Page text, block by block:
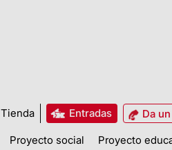
Tienda Entradas
Da
Proyecto social Proyecto